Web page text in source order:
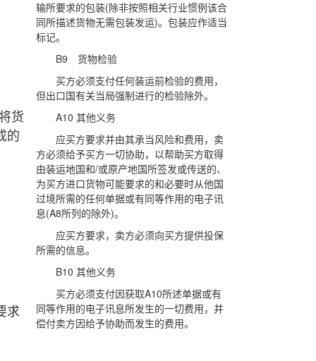
货
的
求
输所要求的包装(除非按照相关行业惯例该合
同所描述货物无需包装发运)。包装应作适当
标记。
B9 货物检验
买方必须支付任何装运前检验的费用，
但出口国有关当局强制进行的检验除外。
A10 其他义务
应买方要求并由其承当风险和费用，卖
方必须给予买方一切协助，以帮助买方取得
由装运地国和/或原产地国所签发或传送的、
为买方进口货物可能要求的和必要时从他国
过境所需的任何单据或有同等作用的电子讯
息(A8所列的除外)。
应买方要求，卖方必须向买方提供投保
所需的信息。
B10 其他义务
买方必须支付因获取A10所述单据或有
同等作用的电子讯息所发生的一切费用，并
偿付卖方因给予协助而发生的费用。